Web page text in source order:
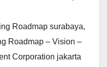
Roadmap surabaya,
Roadmap – Vision –
Corporation jakarta